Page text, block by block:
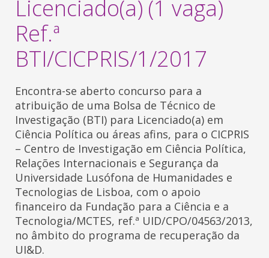
Licenciado(a) (1 vaga)
Ref.ª
BTI/CICPRIS/1/2017
Encontra-se aberto concurso para a
atribuição de uma Bolsa de Técnico de
Investigação (BTI) para Licenciado(a) em
Ciência Política ou áreas afins, para o CICPRIS
– Centro de Investigação em Ciência Política,
Relações Internacionais e Segurança da
Universidade Lusófona de Humanidades e
Tecnologias de Lisboa, com o apoio
financeiro da Fundação para a Ciência e a
Tecnologia/MCTES, ref.ª UID/CPO/04563/2013,
no âmbito do programa de recuperação da
UI&D.